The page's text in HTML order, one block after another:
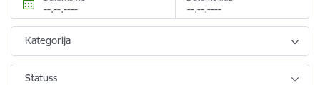
Kategorija
Statuss